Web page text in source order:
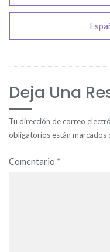
entradas
Deja Una
Tu dirección de correo
obligatorios están marcados
Comentario *